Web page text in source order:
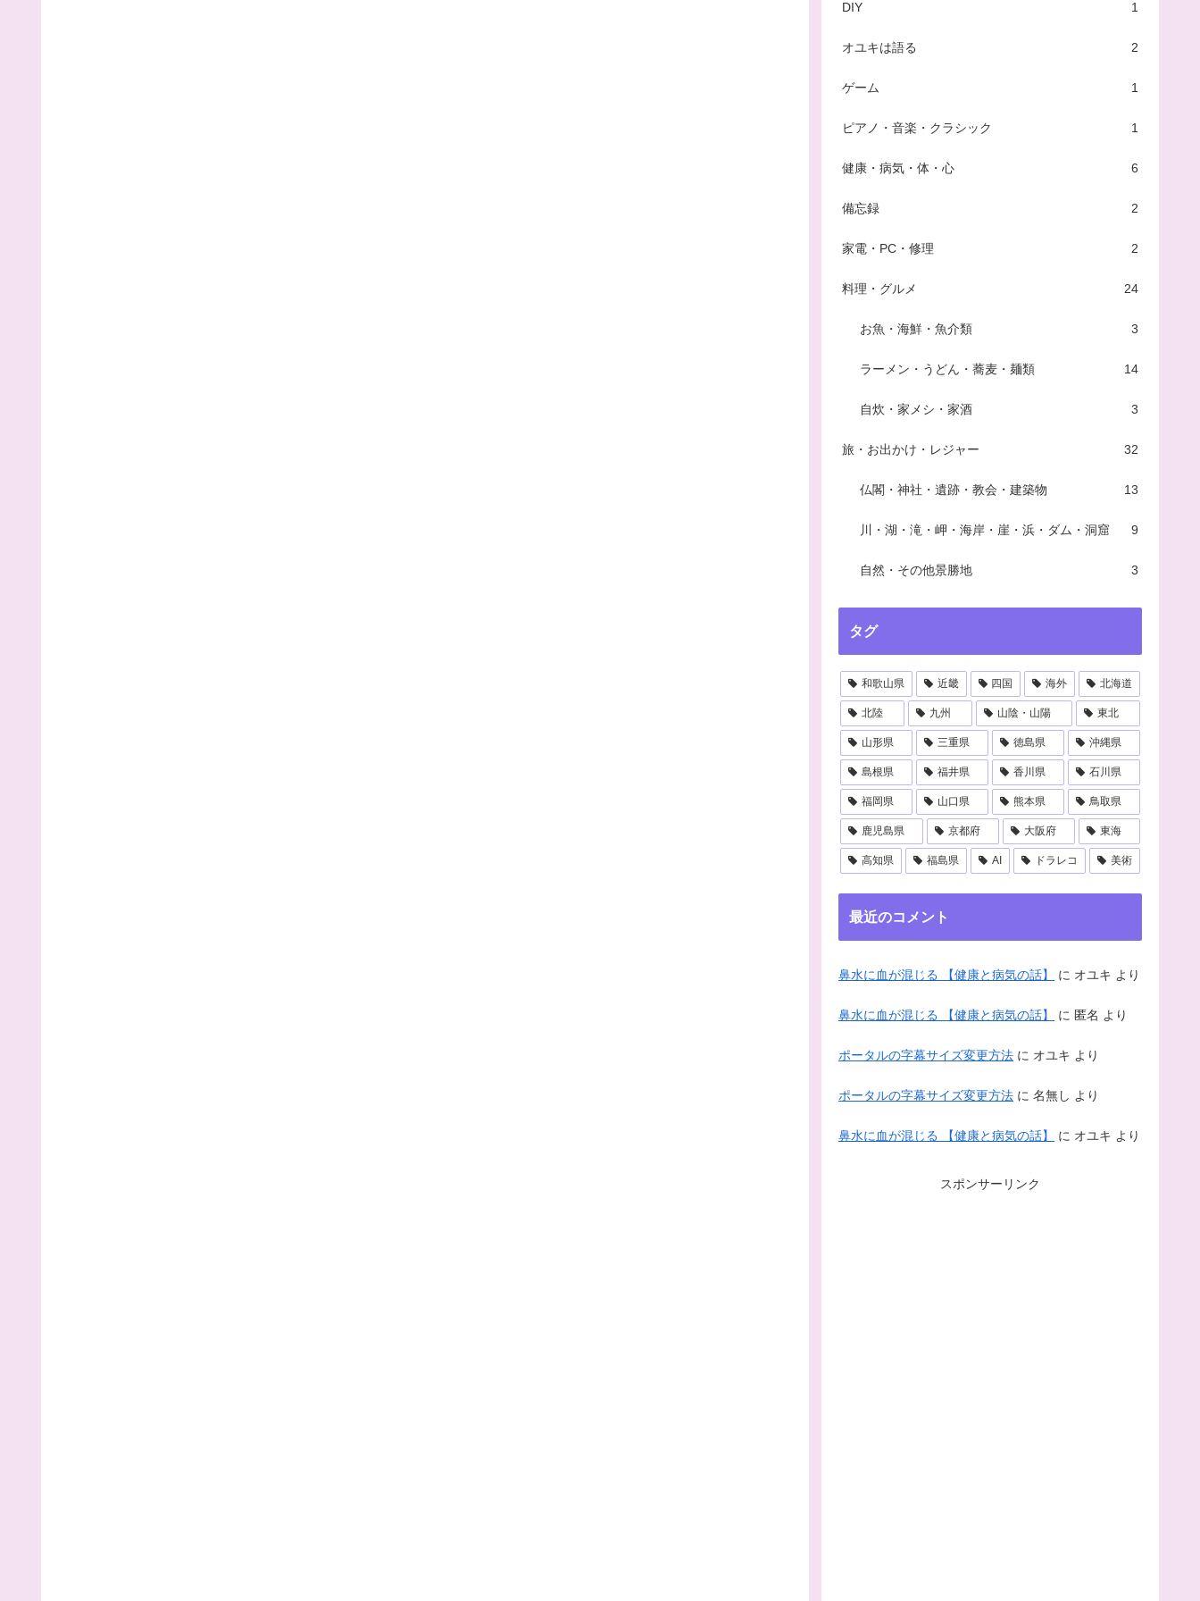
DIY 1
オユキは語る 2
ゲーム 1
ピアノ・音楽・クラシック 1
健康・病気・体・心 6
備忘録 2
家電・PC・修理 2
料理・グルメ 24
お魚・海鮮・魚介類 3
ラーメン・うどん・蕎麦・麺類 14
自炊・家メシ・家酒 3
旅・お出かけ・レジャー 32
仏閣・神社・遺跡・教会・建築物 13
川・湖・滝・岬・海岸・崖・浜・ダム・洞窟 9
自然・その他景勝地 3
タグ
和歌山県 近畿 四国 海外 北海道
北陸 九州 山陰・山陽 東北
山形県 三重県 徳島県 沖縄県
島根県 福井県 香川県 石川県
福岡県 山口県 熊本県 鳥取県
鹿児島県 京都府 大阪府 東海
高知県 福島県 AI ドラレコ 美術
最近のコメント
鼻水に血が混じる 【健康と病気の話】 に オユキ より
鼻水に血が混じる 【健康と病気の話】 に 匿名 より
ポータルの字幕サイズ変更方法 に オユキ より
ポータルの字幕サイズ変更方法 に 名無し より
鼻水に血が混じる 【健康と病気の話】 に オユキ より
スポンサーリンク